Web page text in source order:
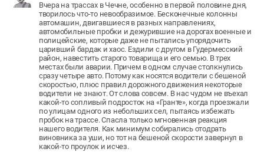
Вчера на трассах в Чечне, особенно в первой половине дня,
творилось что-то невообразимое. Бесконечные колонны
автомашин, двигавшиеся в разных направлениях,
автомобильные пробки и дежурившие на дорогах военные и
полицейские, которые даже не пытались упорядочить
царивший бардак и хаос. Ездили с другом в Гудермесский
район, навестить старого товарища и его семью. В трех
местах были аварии. Причем в одном случае столкнулись
сразу четыре авто. Потому как носятся водители с бешеной
скоростью, плюс правил дорожного движения некоторые
водители не знают. От слова совсем. В нас чудом не въехал
какой-то сопливый подросток на «Гранте», когда проезжали
по улицам одного из небольших сел, пытаясь избежать
пробок на трассе. Спасла только мгновенная реакция
нашего водителя. Как минимум собирались отодрать
виновника за уши, но тот на бешеной скорости завернул в
какой-то проулок и исчез.